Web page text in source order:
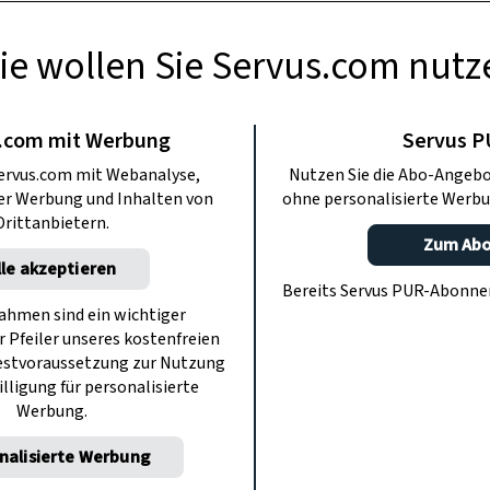
Kräutern
das Leben schöner machen. Zum
und Gräsern, die kinderleicht
herrlich duften.
wollen Sie Servus.com
mit Werbung
mit Webanalyse,
Werbung und Inhalten von
akzeptieren
sind ein wichtiger
unseres kostenfreien
zur Nutzung
für personalisierte
Werbung.
Werbung
Servus
Nutzen Sie die Abo-
ohne personalisierte
Zum
Bereits Servus PUR-